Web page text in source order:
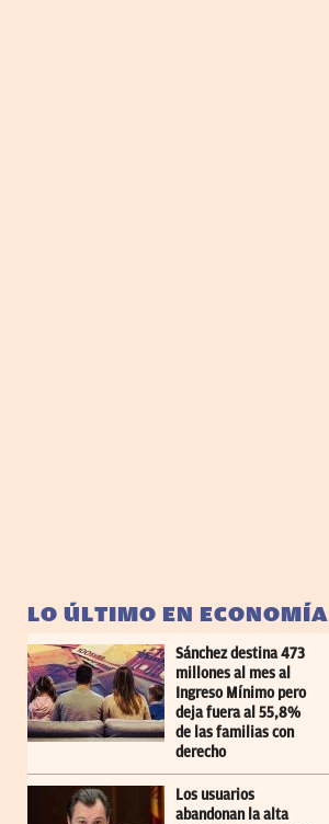
LO ÚLTIMO EN ECONOMÍA
Sánchez destina 473
millones al mes al
Ingreso Mínimo pero
deja fuera al 55,8%
de las familias con
derecho
Los usuarios
abandonan la alta